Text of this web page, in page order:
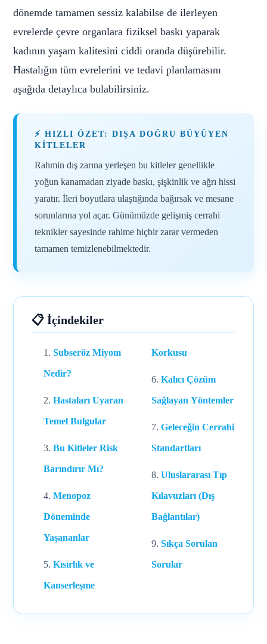
dönemde tamamen sessiz kalabilse de ilerleyen
evrelerde çevre organlara fiziksel baskı yaparak
kadının yaşam kalitesini ciddi oranda düşürebilir.
Hastalığın tüm evrelerini ve tedavi planlamasını
aşağıda detaylıca bulabilirsiniz.
⚡ HIZLI ÖZET: DIŞA DOĞRU BÜYÜYEN
KITLELER
Rahmin dış zarına yerleşen bu kitleler genellikle
yoğun kanamadan ziyade baskı, şişkinlik ve ağrı hissi
yaratır. İleri boyutlara ulaştığında bağırsak ve mesane
sorunlarına yol açar. Günümüzde gelişmiş cerrahi
teknikler sayesinde rahime hiçbir zarar vermeden
tamamen temizlenebilmektedir.
📋 İçindekiler
Subseröz Miyom
Nedir?
Hastaları Uyaran
Temel Bulgular
Bu Kitleler Risk
Barındırır Mı?
Menopoz
Döneminde
Yaşananlar
Kısırlık ve
Kanserleşme
Korkusu
Kalıcı Çözüm
Sağlayan Yöntemler
Geleceğin Cerrahi
Standartları
Uluslararası Tıp
Kılavuzları (Dış
Bağlantılar)
Sıkça Sorulan
Sorular